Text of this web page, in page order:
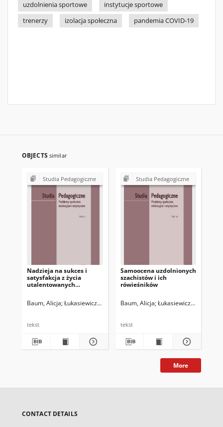
uzdolnienia sportowe
instytucje sportowe
trenerzy
izolacja społeczna pandemia COVID-19
OBJECTS similar
Studia Pedagogiczne
Nadzieja na sukces i
satysfakcja z życia
utalentowanych
Baum, Alicja Łukasiewicz-Wieleba, Joanna Matyjas, Bożena. Red.
tekst
Studia Pedagogiczne
Samoocena uzdolnionych
szachistów i ich
rówieśników
Baum, Alicja Łukasiewicz-Wieleba,
tekst
More
CONTACT DETAILS